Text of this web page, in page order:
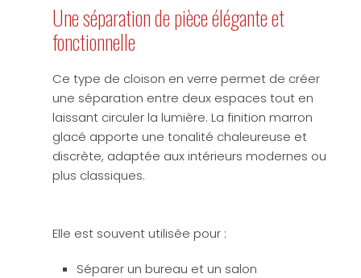
Une séparation de pièce élégante et
fonctionnelle
Ce type de cloison en verre permet de créer
une séparation entre deux espaces tout en
laissant circuler la lumière. La finition marron
glacé apporte une tonalité chaleureuse et
discrète, adaptée aux intérieurs modernes ou
plus classiques.
Elle est souvent utilisée pour :
Séparer un bureau et un salon